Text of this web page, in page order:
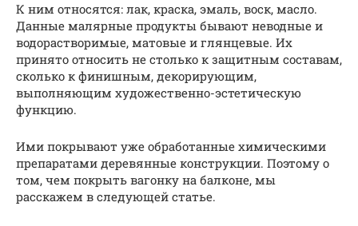
К ним относятся: лак, краска, эмаль, воск, масло.
Данные малярные продукты бывают неводные и
водорастворимые, матовые и глянцевые. Их
принято относить не столько к защитным составам,
сколько к финишным, декорирующим,
выполняющим художественно-эстетическую
функцию.
Ими покрывают уже обработанные химическими
препаратами деревянные конструкции. Поэтому о
том, чем покрыть вагонку на балконе, мы
расскажем в следующей статье.